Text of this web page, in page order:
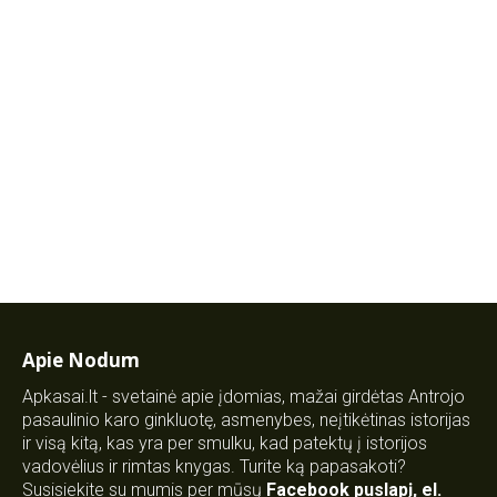
Apie Nodum
Apkasai.lt - svetainė apie įdomias, mažai girdėtas Antrojo
pasaulinio karo ginkluotę, asmenybes, neįtikėtinas istorijas
ir visą kitą, kas yra per smulku, kad patektų į istorijos
vadovėlius ir rimtas knygas. Turite ką papasakoti?
Susisiekite su mumis per mūsų Facebook puslapį, el.